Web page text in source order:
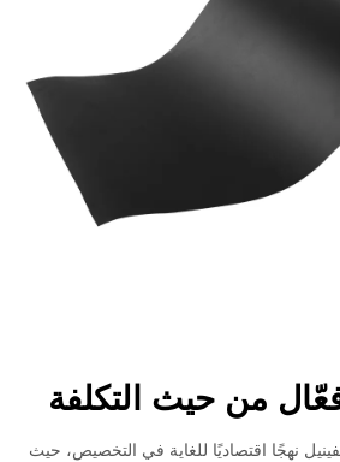
من حيث التكلفة
نهجًا اقتصاديًا للغاية في التخصيص، حيث